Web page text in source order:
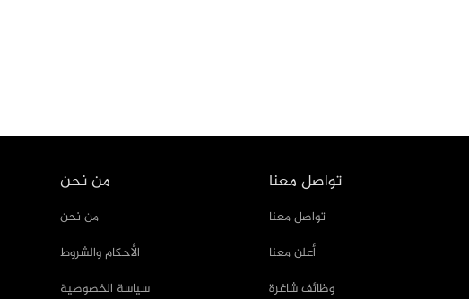
من نحن
من نحن
الأحكام والشروط
سياسة الخصوصية
تواصل معنا
تواصل معنا
أعلن معنا
وظائف شاغرة